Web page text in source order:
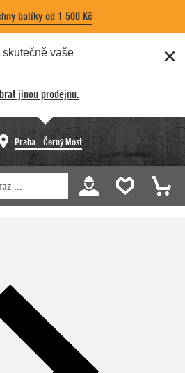
balíky od 1 500 Kč
skutečně vaše
jinou prodejnu.
Praha - Černý Most